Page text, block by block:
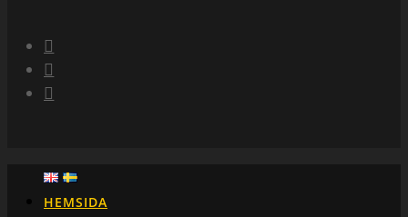
HEMSIDA